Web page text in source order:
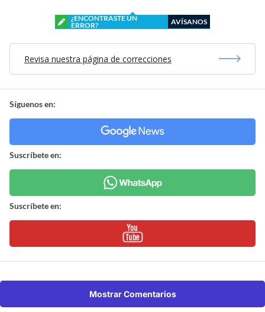
¿ENCONTRASTE UN
ERROR?
AVÍSANOS
Revisa nuestra página de correcciones
Síguenos en:
Suscríbete en:
Suscríbete en:
Mostrar Comentarios